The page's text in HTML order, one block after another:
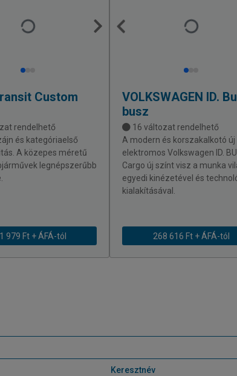
Custom
rendelhető
és kategóriaelső
A közepes méretű
legnépszerűbb
979 Ft + ÁFÁ-tól
VOLKSWAGEN ID.
busz
16 változat rendelhető
A modern és korszakalkotó új
elektromos Volkswagen ID.
Cargo új színt visz a munka
egyedi kinézetével és
kialakításával.
268 616 Ft + ÁFÁ-tól
Keresztnév